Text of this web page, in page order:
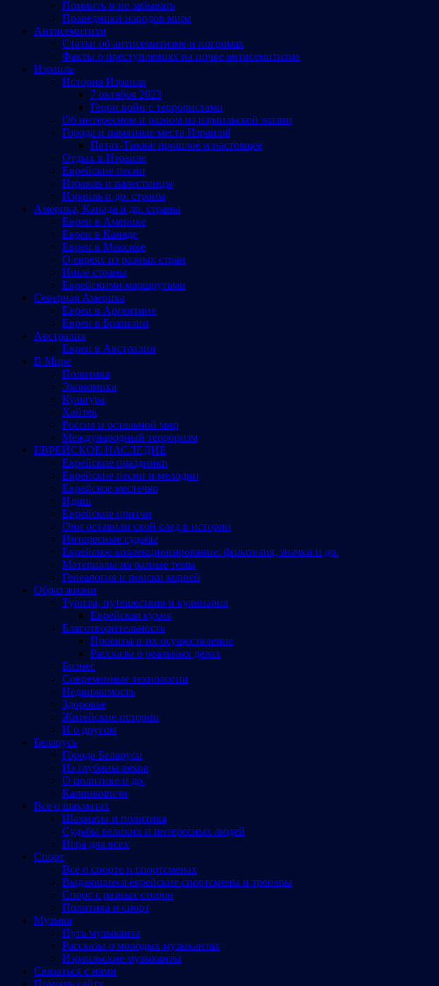
Помнить и не забывать
Праведники народов мира
Антисемитизм
Статьи об антисемитизме и погромах
Факты о преступлениях на почве антисемитизма
Израиль
История Израиля
7 октября 2023
Герои войн с террористами
Об интересном и разном из израильской жизни
Города и памятные места Израиляl
Петах-Тиква: прошлое и настоящее
Отдых в Израиле
Еврейские песни
Израиль и палестинцы
Израиль и др. страны
Америка, Канада и др. страны
Евреи в Америке
Евреи в Канаде
Евреи в Мексике
О евреях из разных стран
Иные страны
Еврейскими маршрутами
Северная Америка
Евреи в Аргентине
Евреи в Бразилии
Австралия
Евреи в Австралии
В Мире
Политика
Экономика
Культура
Хайтек
Россия и остальной мир
Международный терроризм
ЕВРЕЙСКОЕ НАСЛЕДИЕ
Еврейские праздники
Еврейские песни и мелодии
Еврейское местечко
Идиш
Еврейские притчи
Они оставили свой след в истории
Интересные судьбы
Еврейское коллекционирование: филателия, значки и др.
Материалы на разные темы
Генеалогия и поиски корней
Образ жизни
Туризм, путешествия и кулинария
Еврейская кухня
Благотворительность
Проекты и их осуществление
Рассказы о реальных делах
Бизнес
Современные технологии
Недвижимость
Здоровье
Житейские истории
И о другом
Беларусь
Города Беларуси
Из глубины веков
О политике и др.
Калинковичи
Все о шахматах
Шахматы и политика
Судьбы великих и интересных людей
Игра для всех
Спорт
Все о спорте и спортсменах
Выдающиеся еврейские спортсмены и тренеры
Спорт с разных сторон
Политика и спорт
Музыка
Путь музыканта
Рассказы о молодых музыкантах
Израильские музыканты
Cвязаться с нами
Помощь сайту